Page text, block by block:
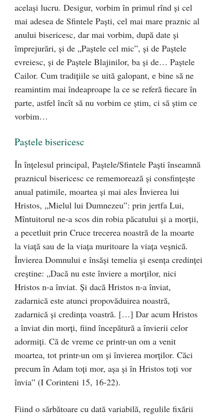
acelaşi lucru. Desigur, vorbim în primul rînd şi cel
mai adesea de Sfintele Paşti, cel mai mare praznic al
anului bisericesc, dar mai vorbim, după date şi
împrejurări, şi de „Paştele cel mic”, şi de Paştele
evreiesc, şi de Paştele Blajinilor, ba şi de… Paştele
Cailor. Cum tradiţiile se uită galopant, e bine să ne
reamintim mai îndeaproape la ce se referă fiecare în
parte, astfel încît să nu vorbim ce ştim, ci să ştim ce
vorbim…
Paştele bisericesc
În înţelesul principal, Paştele/Sfintele Paşti înseamnă
praznicul bisericesc ce rememorează şi consfinţeşte
anual patimile, moartea şi mai ales Învierea lui
Hristos, „Mielul lui Dumnezeu”: prin jertfa Lui,
Mîntuitorul ne-a scos din robia păcatului şi a morţii,
a pecetluit prin Cruce trecerea noastră de la moarte
la viaţă sau de la viaţa muritoare la viaţa veşnică.
Învierea Domnului e însăşi temelia şi esenţa credinţei
creştine: „Dacă nu este înviere a morţilor, nici
Hristos n-a înviat. Şi dacă Hristos n-a înviat,
zadarnică este atunci propovăduirea noastră,
zadarnică şi credinţa voastră. […] Dar acum Hristos
a înviat din morţi, fiind începătură a învierii celor
adormiţi. Că de vreme ce printr-un om a venit
moartea, tot printr-un om şi învierea morţilor. Căci
precum în Adam toţi mor, aşa şi în Hristos toţi vor
învia” (I Corinteni 15, 16-22).
Fiind o sărbătoare cu dată variabilă, regulile fixării